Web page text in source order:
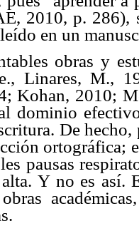
2010, p. 286),
en un
obras y
Linares, M.,
Kohan, 2010;
dominio
De hecho,
ortográfica;
pausas
Y no es así.